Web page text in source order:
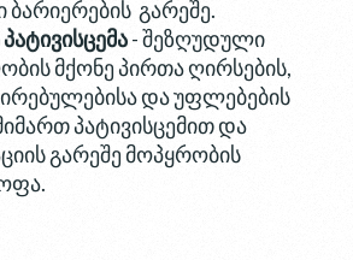
ბარიერების გარეშე.
- შეზღუდული
მქონე პირთა ღირსების,
და უფლებების
პატივისცემით და
გარეშე მოპყრობის